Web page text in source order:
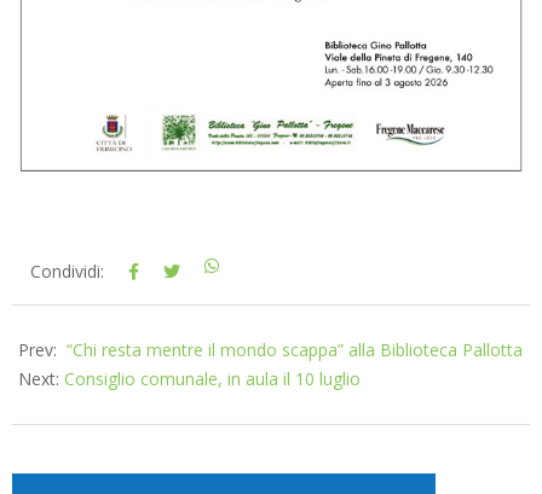
2026-
Condividi:
Prev: “Chi resta mentre il mondo scappa” alla Biblioteca Pallotta
Next: Consiglio comunale, in aula il 10 luglio